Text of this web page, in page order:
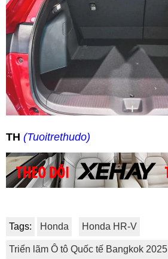
TH (Tuoitrethudo)
Tags: Honda Honda HR-V
Triển lãm Ô tô Quốc tế Bangkok 2025